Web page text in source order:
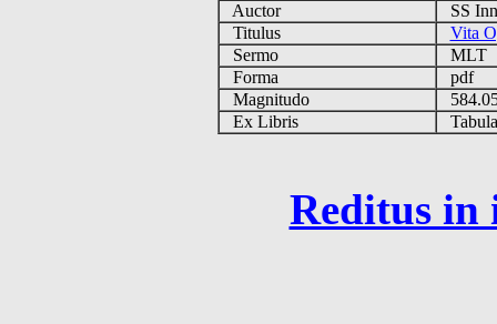
Auctor
SS
Titulus
Vita
Sermo
MLT
Forma
pdf
Magnitudo
Ex Libris
Reditus in